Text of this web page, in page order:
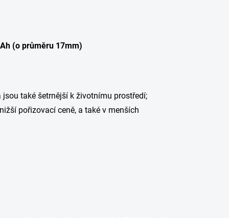
(o průměru 17mm)
také šetrnější k životnímu prostředí;
pořizovací ceně, a také v menších